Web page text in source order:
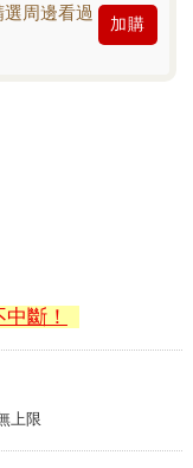
周邊看過
加購
斷！
上限